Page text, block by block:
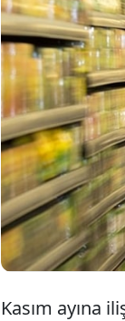
Kasım ayına